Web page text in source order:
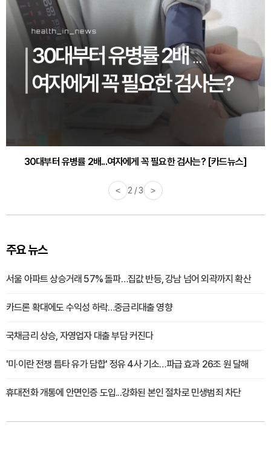
30대부터 유병률 2배...여자에게 꼭 필요한 검사는? [카드뉴스]
감기·독감 예방하고 면역력 높이는 4가지 영양제 [카드뉴스]
< 2 / 3 >
주요 뉴스
서울 아파트 상승거래 57% 돌파…집값 반등, 강남 넘어 외곽까지 확산
카드론 확대에도 수익성 하락…중금리대출 영향
국채금리 상승, 자영업자 대출 부담 커진다
'미·이란 전쟁 틈타 유가 담합' 정유 4사 기소…파급 효과 26조 원 달해
휴대전화 개통에 안면인증 도입...강화된 본인 절차로 민생범죄 차단